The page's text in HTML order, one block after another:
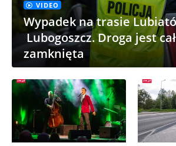
VIDEO
Wypadek na trasie
Lubogoszcz. Droga jest
zamknięta